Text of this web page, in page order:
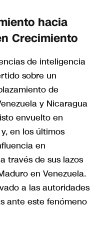
hacia
Crecimiento
de inteligencia
sobre un
de
y Nicaragua
envuelto en
en los últimos
en
través de sus lazos
en Venezuela.
a las autoridades
ante este fenómeno